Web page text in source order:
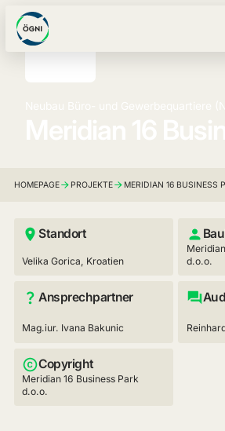
HOMEPAGE PROJEKTE MERIDIAN 16 BUSINESS
Standort
Velika Gorica, Kroatien
d.o.o.
Ansprechpartner
Mag.iur. Ivana Bakunic
Copyright
Meridian 16 Business Park
d.o.o.